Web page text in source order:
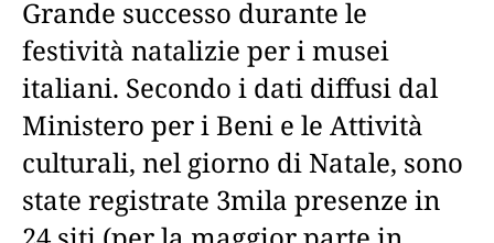
Grande successo durante le
festività natalizie per i musei
italiani. Secondo i dati diffusi dal
Ministero per i Beni e le Attività
culturali, nel giorno di Natale, sono
state registrate 3mila presenze in